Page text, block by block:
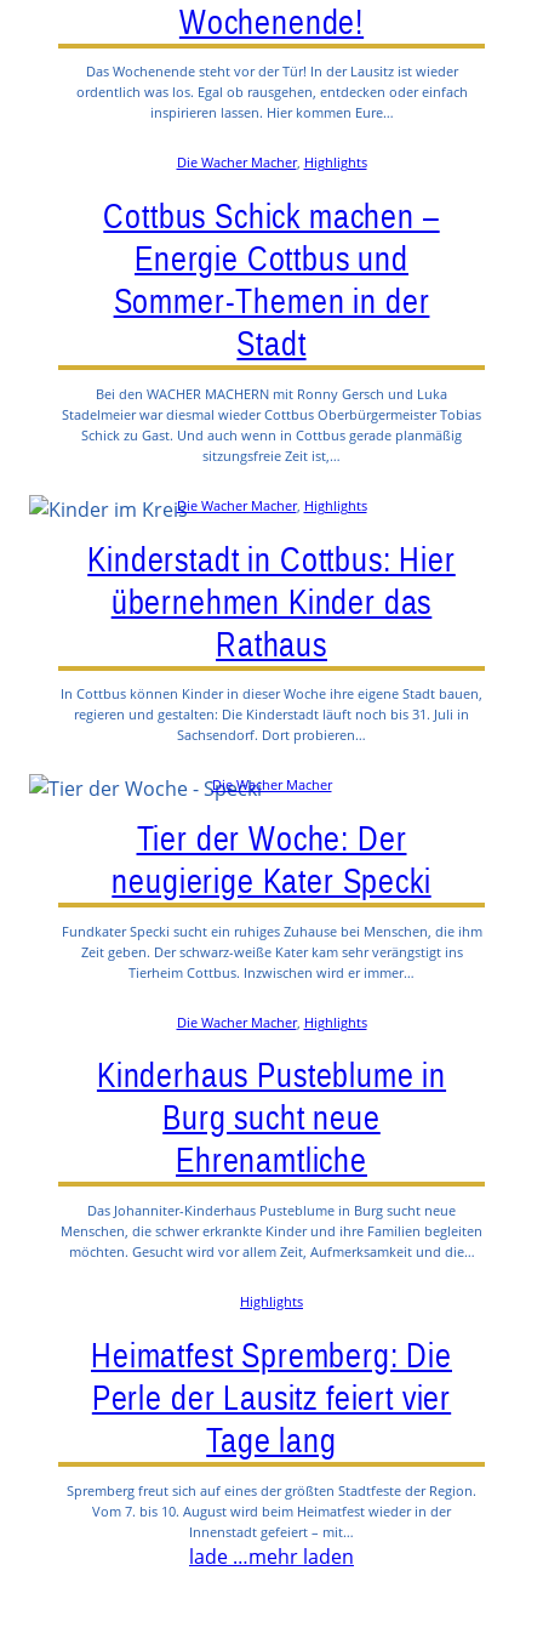
Wochenende!
Das Wochenende steht vor der Tür! In der Lausitz ist wieder
ordentlich was los. Egal ob rausgehen, entdecken oder einfach
inspirieren lassen. Hier kommen Eure…
Die Wacher Macher, Highlights
Cottbus Schick machen –
Energie Cottbus und
Sommer-Themen in der
Stadt
Bei den WACHER MACHERN mit Ronny Gersch und Luka
Stadelmeier war diesmal wieder Cottbus Oberbürgermeister Tobias
Schick zu Gast. Und auch wenn in Cottbus gerade planmäßig
sitzungsfreie Zeit ist,…
Die Wacher Macher, Highlights
Kinderstadt in Cottbus: Hier
übernehmen Kinder das
Rathaus
In Cottbus können Kinder in dieser Woche ihre eigene Stadt bauen,
regieren und gestalten: Die Kinderstadt läuft noch bis 31. Juli in
Sachsendorf. Dort probieren…
Die Wacher Macher
Tier der Woche: Der
neugierige Kater Specki
Fundkater Specki sucht ein ruhiges Zuhause bei Menschen, die ihm
Zeit geben. Der schwarz-weiße Kater kam sehr verängstigt ins
Tierheim Cottbus. Inzwischen wird er immer…
Die Wacher Macher, Highlights
Kinderhaus Pusteblume in
Burg sucht neue
Ehrenamtliche
Das Johanniter-Kinderhaus Pusteblume in Burg sucht neue
Menschen, die schwer erkrankte Kinder und ihre Familien begleiten
möchten. Gesucht wird vor allem Zeit, Aufmerksamkeit und die…
Highlights
Heimatfest Spremberg: Die
Perle der Lausitz feiert vier
Tage lang
Spremberg freut sich auf eines der größten Stadtfeste der Region.
Vom 7. bis 10. August wird beim Heimatfest wieder in der
Innenstadt gefeiert – mit…
lade …mehr laden